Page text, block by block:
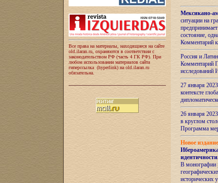
Все права на материалы, находящиеся на сайте
old.ilaran.ru, охраняются в соответствии с
законодательством РФ (часть 4 ГК РФ). При
любом использовании материалов сайта
гиперссылка (hyperlink) на old.ilaran.ru
обязательна.
Мексикано-
ситуации на
состояние,
Комментарий
Россия и
Комментарий
27 января
контексте
26 января
в круглом
Программа
Новое
идентичности
В монографии
исторических